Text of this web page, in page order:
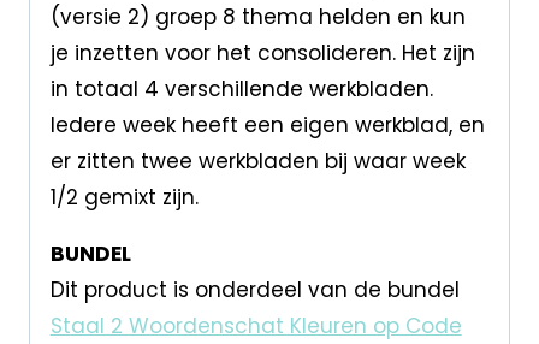
(versie 2) groep 8 thema helden en kun
je inzetten voor het consolideren. Het zijn
in totaal 4 verschillende werkbladen.
Iedere week heeft een eigen werkblad, en
er zitten twee werkbladen bij waar week
1/2 gemixt zijn.
BUNDEL
Dit product is onderdeel van de bundel
Staal 2 Woordenschat Kleuren op Code